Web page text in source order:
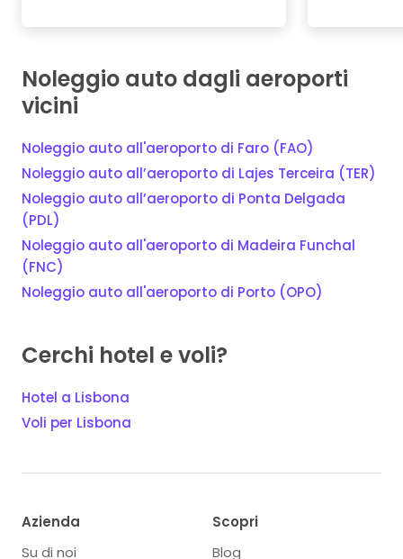
Noleggio auto dagli aeroporti
vicini
Noleggio auto all'aeroporto di Faro (FAO)
Noleggio auto all’aeroporto di Lajes Terceira (TER)
Noleggio auto all’aeroporto di Ponta Delgada
(PDL)
Noleggio auto all'aeroporto di Madeira Funchal
(FNC)
Noleggio auto all'aeroporto di Porto (OPO)
Cerchi hotel e voli?
Hotel a Lisbona
Voli per Lisbona
Azienda
Su di noi
Scopri
Blog